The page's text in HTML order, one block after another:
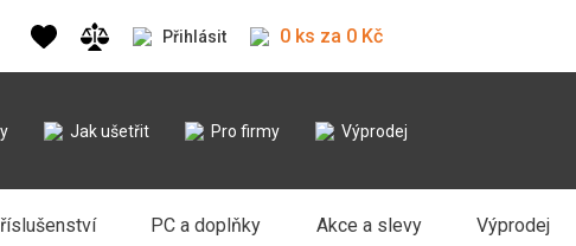
Přihlásit 0 ks za 0 Kč
Jak ušetřit Pro firmy Výprodej
PC a doplňky Akce a slevy Výprodej